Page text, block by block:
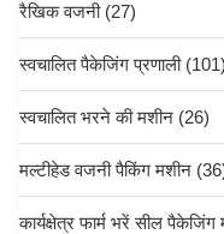
रैखिक वजनी(27)
स्वचालित पैकेजिंग प्रणाली(101)
स्वचालित भरने की मशीन (26)
मल्टीहेड वजनी पैकिंग मशीन
कार्यक्षेत्र फार्म भरें सील पैकेजिंग